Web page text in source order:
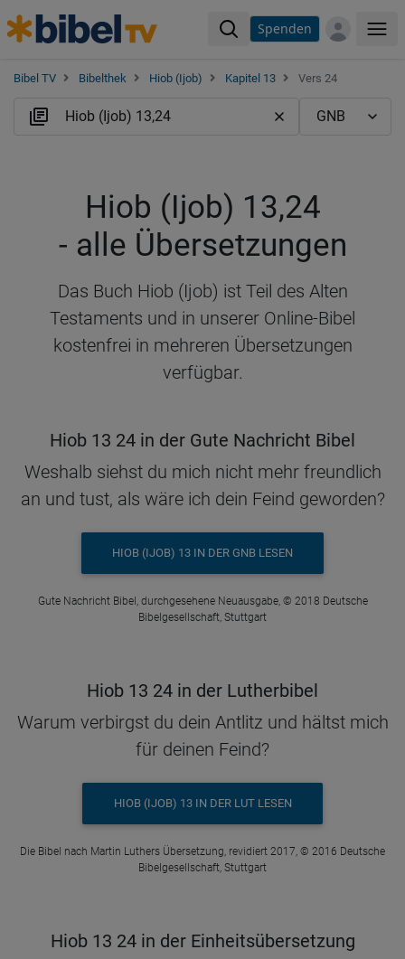
Spenden
Bibel TV Bibelthek Hiob (Ijob) Kapitel 13 Vers 24
Hiob (Ijob) 13,24
- alle Übersetzungen
Das Buch Hiob (Ijob) ist Teil des Alten
Testaments und in unserer Online-Bibel
kostenfrei in mehreren Übersetzungen
verfügbar.
Hiob 13 24 in der Gute Nachricht Bibel
Weshalb siehst du mich nicht mehr freundlich
an und tust, als wäre ich dein Feind geworden?
HIOB (IJOB) 13 IN DER GNB LESEN
Gute Nachricht Bibel, durchgesehene Neuausgabe, © 2018 Deutsche
Bibelgesellschaft, Stuttgart
Hiob 13 24 in der Lutherbibel
Warum verbirgst du dein Antlitz und hältst mich
für deinen Feind?
HIOB (IJOB) 13 IN DER LUT LESEN
Die Bibel nach Martin Luthers Übersetzung, revidiert 2017, © 2016 Deutsche
Bibelgesellschaft, Stuttgart
Hiob 13 24 in der Einheitsübersetzung